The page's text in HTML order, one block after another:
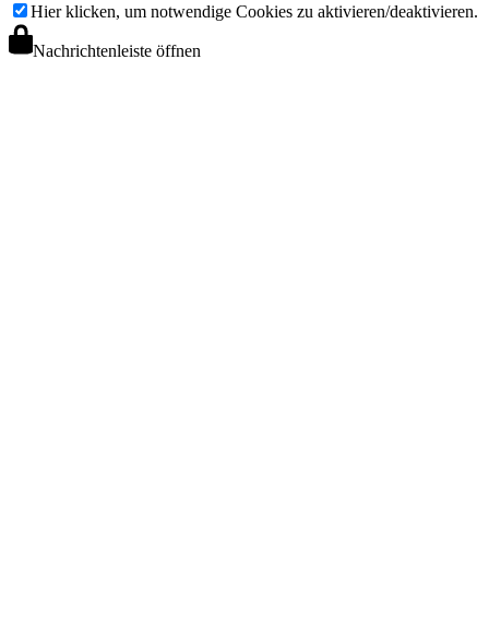
Hier klicken, um notwendige Cookies zu aktivieren/deaktivieren.
Nachrichtenleiste öffnen